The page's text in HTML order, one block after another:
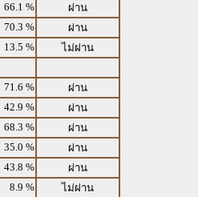
66.1 %
ผ่าน
70.3 %
ผ่าน
13.5 %
ไม่ผ่าน
71.6 %
ผ่าน
42.9 %
ผ่าน
68.3 %
ผ่าน
35.0 %
ผ่าน
43.8 %
ผ่าน
8.9 %
ไม่ผ่าน